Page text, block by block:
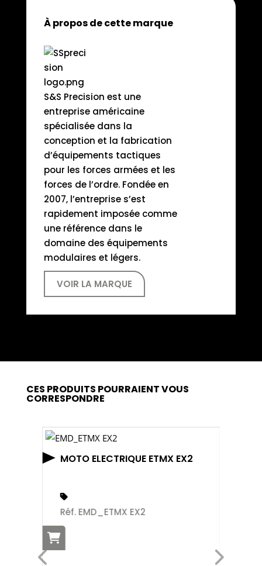
À propos de cette marque
S&S Precision est une
entreprise américaine
spécialisée dans la
conception et la fabrication
d’équipements tactiques
pour les forces armées et les
forces de l’ordre. Fondée en
2007, l’entreprise s’est
rapidement imposée comme
une référence dans le
domaine des équipements
modulaires et légers.
VOIR LA MARQUE
CES PRODUITS POURRAIENT VOUS
CORRESPONDRE
MOTO ELECTRIQUE ETMX EX2
Réf. EMD_ETMX EX2